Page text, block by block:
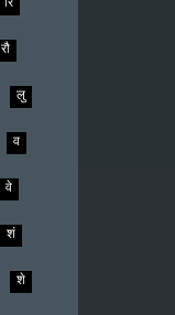
रौ
लु
व
वे
शं
शे